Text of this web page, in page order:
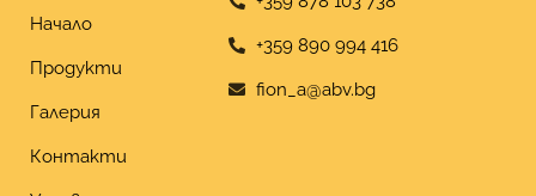
Начало
Продукти
Галерия
Контакти
+359 890 994 416
fion_a@abv.bg